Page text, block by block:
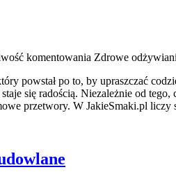
komentowania Zdrowe
powstał po to, by upraszczać
się radością. Niezależnie od
przetwory. W JakieSmaki.pl